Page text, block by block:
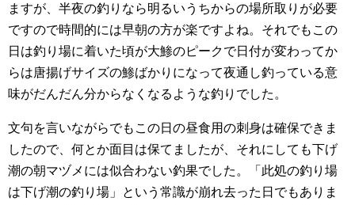
ますが、半夜の釣りなら明るいうちからの場所取りが必要
ですので時間的には早朝の方が楽ですよね。それでもこの
日は釣り場に着いた頃が大鯵のピークで日付が変わってか
らは唐揚げサイズの鯵ばかりになって夜通し釣っている意
味がだんだん分からなくなるような釣りでした。
文句を言いながらでもこの日の昼食用の刺身は確保できま
したので、何とか面目は保てましたが、それにしても下げ
潮の朝マヅメには似合わない釣果でした。「此処の釣り場
は下げ潮の釣り場」という常識が崩れ去った日でもありま